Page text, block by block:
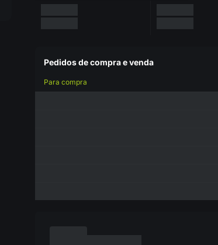
Pedidos de compra e venda
Para compra